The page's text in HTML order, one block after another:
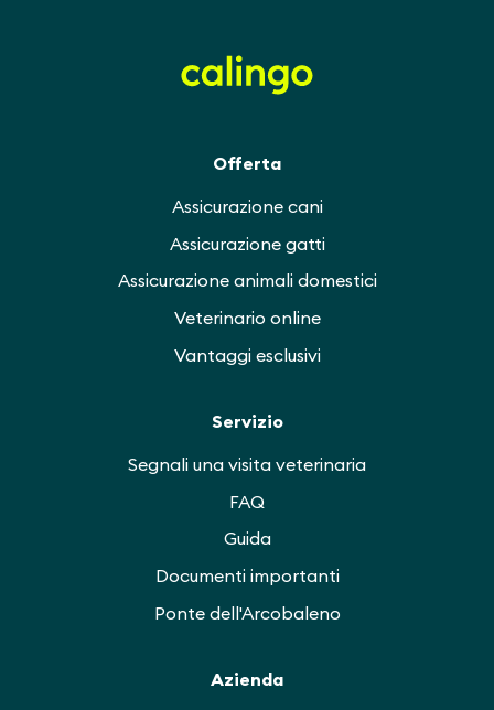
Offerta
Assicurazione cani
Assicurazione gatti
Assicurazione animali domestici
Veterinario online
Vantaggi esclusivi
Servizio
Segnali una visita veterinaria
FAQ
Guida
Documenti importanti
Ponte dell'Arcobaleno
Azienda